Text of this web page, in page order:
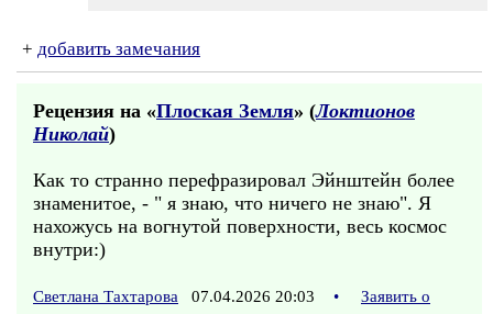
+ добавить замечания
Рецензия на «Плоская Земля» (Локтионов
Николай)
Как то странно перефразировал Эйнштейн более
знаменитое, - " я знаю, что ничего не знаю". Я
нахожусь на вогнутой поверхности, весь космос
внутри:)
Светлана Тахтарова 07.04.2026 20:03 •
Заявить о